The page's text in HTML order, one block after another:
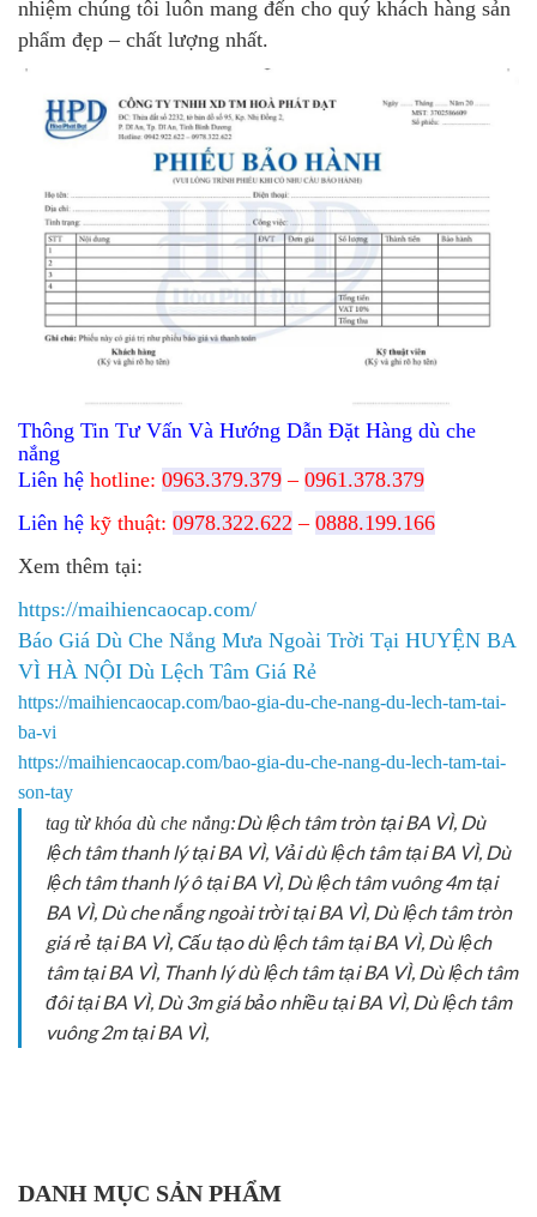
nhiệm chúng tôi luôn mang đến cho quý khách hàng sản
phẩm đẹp – chất lượng nhất.
Thông Tin Tư Vấn Và Hướng Dẫn Đặt Hàng dù che
nắng
Liên hệ hotline: 0963.379.379 – 0961.378.379
Liên hệ kỹ thuật: 0978.322.622 – 0888.199.166
Xem thêm tại:
https://maihiencaocap.com/
Báo Giá Dù Che Nắng Mưa Ngoài Trời Tại HUYỆN BA
VÌ HÀ NỘI Dù Lệch Tâm Giá Rẻ
https://maihiencaocap.com/bao-gia-du-che-nang-du-lech-tam-tai-
ba-vi​
https://maihiencaocap.com/bao-gia-du-che-nang-du-lech-tam-tai-
son-tay​
tag từ khóa dù che nắng:Dù lệch tâm tròn tại BA VÌ, Dù
lệch tâm thanh lý tại BA VÌ, Vải dù lệch tâm tại BA VÌ, Dù
lệch tâm thanh lý ô tại BA VÌ, Dù lệch tâm vuông 4m tại
BA VÌ, Dù che nắng ngoài trời tại BA VÌ, Dù lệch tâm tròn
giá rẻ tại BA VÌ, Cấu tạo dù lệch tâm tại BA VÌ, Dù lệch
tâm tại BA VÌ, Thanh lý dù lệch tâm tại BA VÌ, Dù lệch tâm
đôi tại BA VÌ, Dù 3m giá bảo nhiều tại BA VÌ, Dù lệch tâm
vuông 2m tại BA VÌ,
DANH MỤC SẢN PHẨM